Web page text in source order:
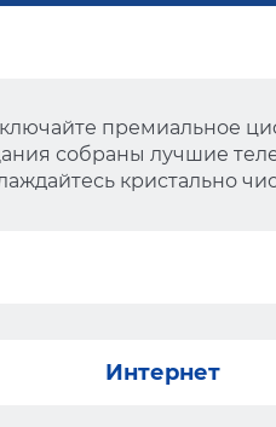
премиальное
собраны лучшие
кристально
Интернет